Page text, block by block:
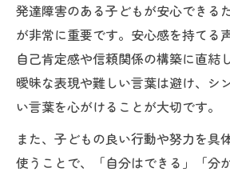
発達障害のある子どもが安心できる
が非常に重要です。安心感を持てる
自己肯定感や信頼関係の構築に直結
曖昧な表現や難しい言葉は避け、シ
い言葉を心がけることが大切です。
また、子どもの良い行動や努力を具
使うことで、「自分はできる」「分